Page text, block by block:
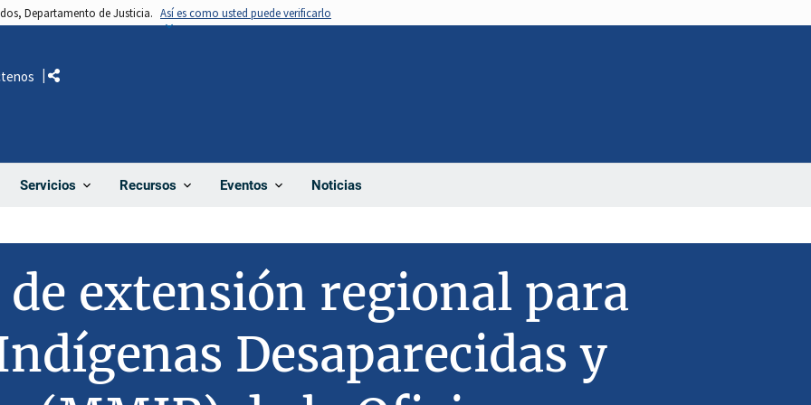
Departamento de Justicia. Así es como usted puede verificarlo
Servicios Recursos Eventos Noticias
Comparte
extensión regional para
Desaparecidas y